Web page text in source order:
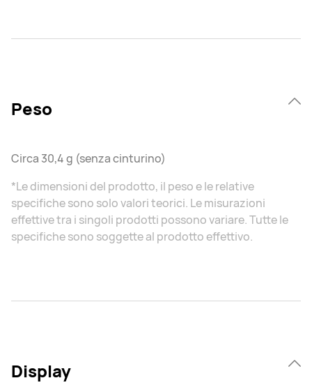
Peso
Circa 30,4 g (senza cinturino)
*Le dimensioni del prodotto, il peso e le relative
specifiche sono solo valori teorici. Le misurazioni
effettive tra i singoli prodotti possono variare. Tutte le
specifiche sono soggette al prodotto effettivo.
Display